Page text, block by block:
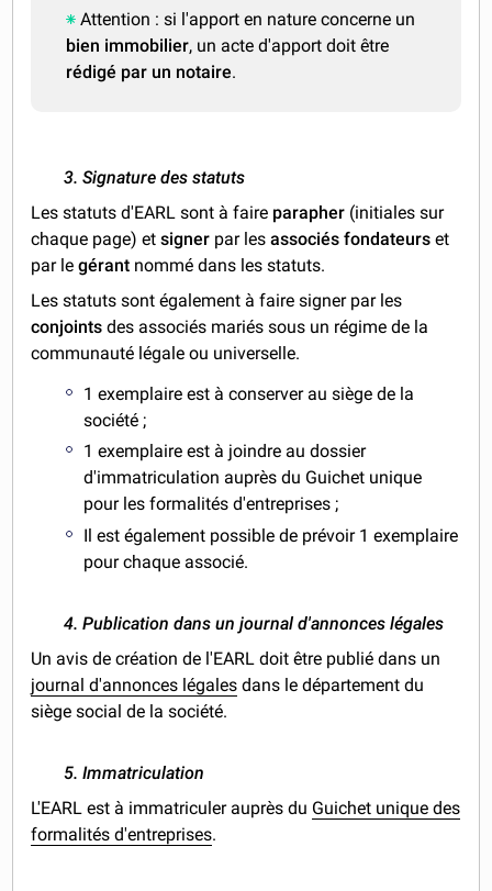
Attention : si l'apport en nature concerne un
bien immobilier, un acte d'apport doit être
rédigé par un notaire.
3. Signature des statuts
Les statuts d'EARL sont à faire parapher (initiales sur
chaque page) etsigner par lesassociés fondateurs et
par legérant nommé dans les statuts.
Les statuts sont également à faire signer par les
conjointsdes associés mariés sous un régime de la
communauté légale ou universelle.
1 exemplaire est à conserver au siège de la
société ;
1 exemplaire est à joindre au dossier
d'immatriculation auprès du Guichet unique
pour les formalités d'entreprises ;
Il est également possible de prévoir 1 exemplaire
pour chaque associé.
4. Publication dans un journal d'annonces légales
Un avis de création de l'EARL doit être publié dans un
journal d'annonces légales dans le département du
siège social de la société.
5. Immatriculation
L'EARL est à immatriculer auprès du Guichet unique des
formalités d'entreprises.